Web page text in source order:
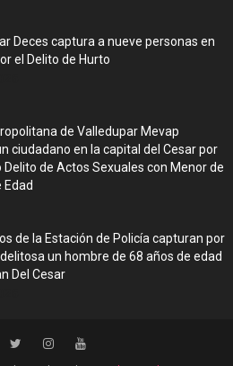
Deces captura a nueve personas en
el Delito de Hurto
de Valledupar Mevap
ciudadano en la capital del Cesar por
Delito de Actos Sexuales con Menor de
Edad
de la Estación de Policía capturan por
un hombre de 68 años de edad
Del Cesar